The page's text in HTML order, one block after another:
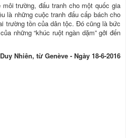
trường, đấu tranh cho một quốc gia
là những cuộc tranh đấu cấp bách cho
trường tồn của dân tộc. Đó cũng là bức
những “khúc ruột ngàn dặm” gởi đến
Nhiên, từ Genève - Ngày 18-6-2016